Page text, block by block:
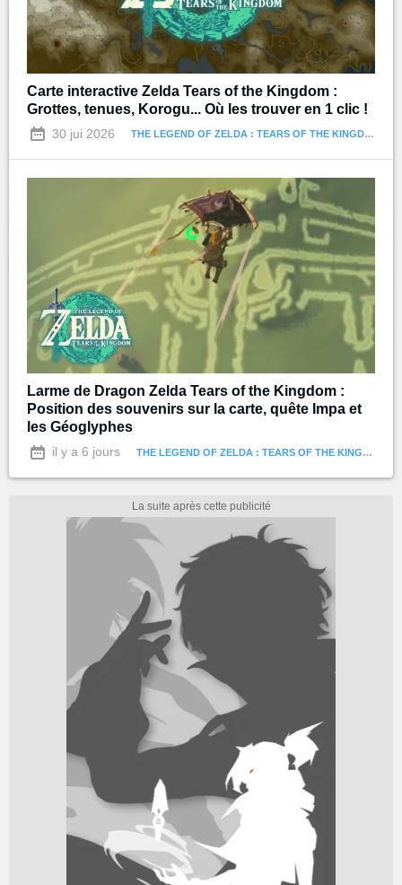
Carte interactive Zelda Tears of the Kingdom :
Grottes, tenues, Korogu... Où les trouver en 1 clic !
30 jui 2026 THE LEGEND OF ZELDA : TEARS OF THE KINGDOM
Larme de Dragon Zelda Tears of the Kingdom :
Position des souvenirs sur la carte, quête Impa et
les Géoglyphes
il y a 6 jours THE LEGEND OF ZELDA : TEARS OF THE KINGDOM